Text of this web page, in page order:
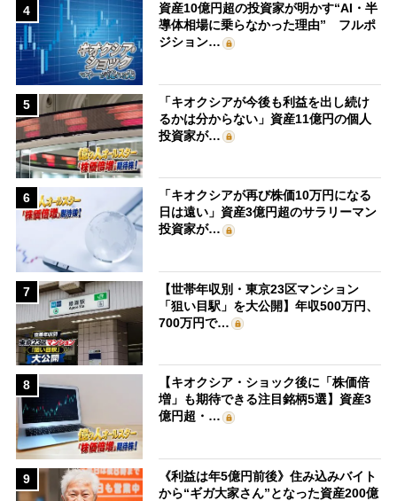
4
資産10億円超の投資家が明かす“AI・半
導体相場に乗らなかった理由” フルポ
ジション…
5
「キオクシアが今後も利益を出し続け
るかは分からない」資産11億円の個人
投資家が…
6
「キオクシアが再び株価10万円になる
日は遠い」資産3億円超のサラリーマン
投資家が…
7
【世帯年収別・東京23区マンション
「狙い目駅」を大公開】年収500万円、
700万円で…
8
【キオクシア・ショック後に「株価倍
増」も期待できる注目銘柄5選】資産3
億円超・…
9
《利益は年5億円前後》住み込みバイト
から“ギガ大家さん”となった資産200億